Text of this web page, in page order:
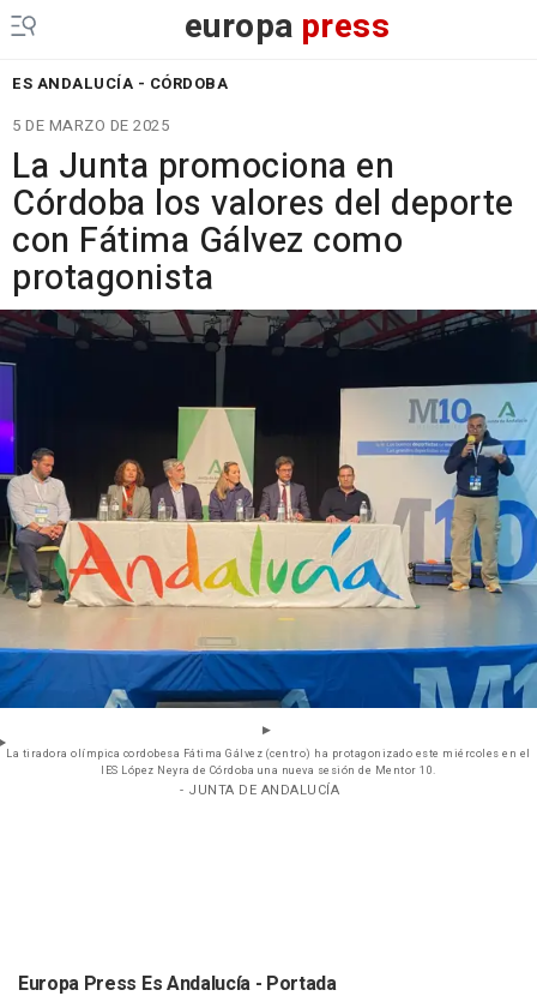
europa press
ES ANDALUCÍA - CÓRDOBA
5 DE MARZO DE 2025
La Junta promociona en
Córdoba los valores del deporte
con Fátima Gálvez como
protagonista
La tiradora olímpica cordobesa Fátima Gálvez (centro) ha protagonizado este miércoles en el
IES López Neyra de Córdoba una nueva sesión de Mentor 10.
- JUNTA DE ANDALUCÍA
Europa Press Es Andalucía - Portada